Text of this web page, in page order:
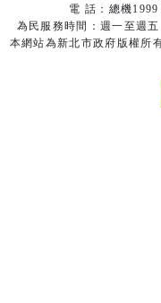
電 話：總機
為民服務時間：週一至週
本網站為新北市政府版權所